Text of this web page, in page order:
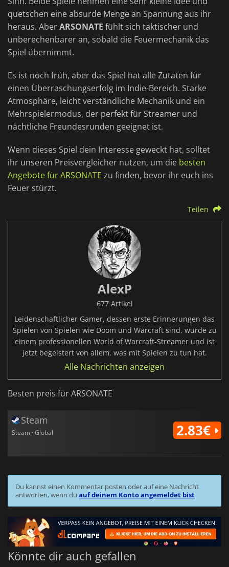
quetschen eine absurde Menge an Spannung aus ihr
heraus. AberARSONATE fühlt sich taktischer und
unberechenbarer an, sobald die Feuermechanik das
Spiel übernimmt.
Es ist noch früh, aber das Spiel hat alle Zutaten für
einen Überraschungserfolg im Indie-Bereich. Starke
Atmosphäre, leicht verständliche Mechanik und ein
Mehrspielermodus, der perfekt für Streamer und
nächtliche Freundesrunden geeignet ist.
Wenn dieses Spiel dein Interesse geweckt hat, solltet
ihr unseren Preisvergleicher nutzen, um die besten
Angebote für ARSONATE zu finden, bevor ihr euch ins
Feuer stürzt.
Teilen
AlexP
677 Artikel
Leidenschaftlicher Gamer, dessen erste Erinnerungen das
Spielen von Spielen wie Doom und Warcraft sind, wurde zu
einem professionellen World of Warcraft-Streamer und ist
jetzt begeistert von allem, was mit Spielen zu tun hat.
Alle Nachrichten anzeigen
Besten preis für ARSONATE
Steam
Steam · Global 2.83€
Du kannst einen Kommentar posten oder auf eine Nachricht
antworten, wenn du auf deinem Konto angemeldet bist
Könnte dir auch gefallen